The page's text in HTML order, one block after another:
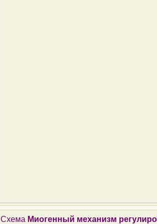
Схема Миогенный механизм